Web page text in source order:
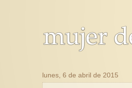
lunes, 6 de abril de 2015